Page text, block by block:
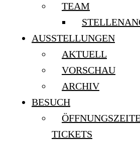
TEAM
AUSSTELLUNGEN
AKTUELL
VORSCHAU
ARCHIV
BESUCH
TICKETS